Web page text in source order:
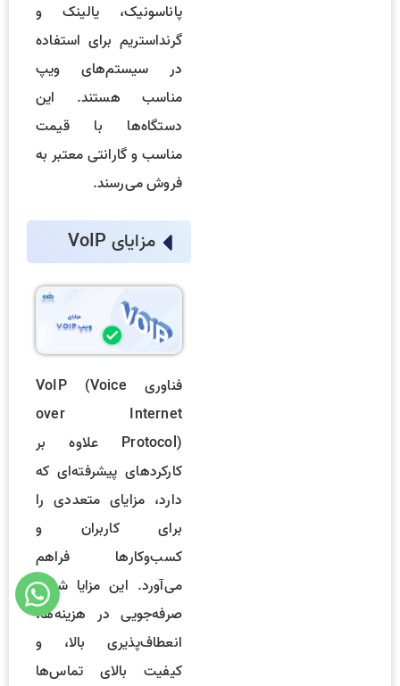
پاناسونیک، یالینک و
گرنداستریم برای استفاده
در سیستم‌های ویپ
مناسب هستند. این
دستگاه‌ها با قیمت
مناسب و گارانتی معتبر به
فروش می‌رسند.
مزایای VoIP
فناوری VoIP (Voice
over Internet
Protocol) علاوه بر
کارکردهای پیشرفته‌ای که
دارد، مزایای متعددی را
برای کاربران و
کسب‌وکارها فراهم
می‌آورد. این مزایا شامل
صرفه‌جویی در هزینه‌ها،
انعطاف‌پذیری بالا، و
کیفیت بالای تماس‌ها